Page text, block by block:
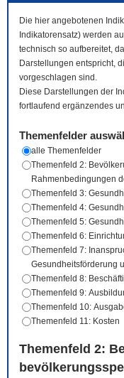
Die hier angebotenen
Indikatorensatz) werden
technisch so aufbereitet,
Darstellungen entspricht,
vorgeschlagen sind.
Diese Darstellungen der
fortlaufend ergänzendes
Themenfelder
alle Themenfelder
Themenfeld 2:
Rahmenbedingungen
Themenfeld 3:
Themenfeld 4:
Themenfeld 5:
Themenfeld 6:
Themenfeld 7:
Gesundheitsförderung
Themenfeld 8:
Themenfeld 9:
Themenfeld 10:
Themenfeld 11: Kosten
Themenfeld 2: